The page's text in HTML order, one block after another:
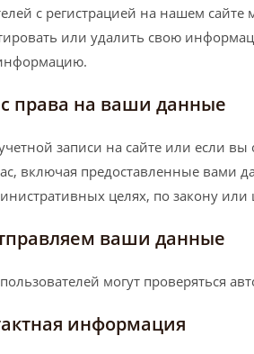
с регистрацией на нашем
или удалить свою
права на ваши данные
записи на сайте или если
включая предоставленные вами
целях, по закону или
ваши данные
могут проверяться
информация